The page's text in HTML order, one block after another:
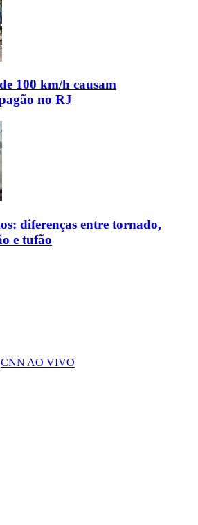
100 km/h causam
no RJ
diferenças entre tornado,
e tufão
CNN AO VIVO